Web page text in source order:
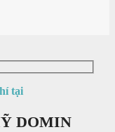
tại
DOMIN